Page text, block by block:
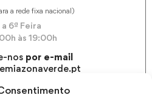
a rede fixa nacional)
a 6ª Feira
às 19:00h
nos por e-mail